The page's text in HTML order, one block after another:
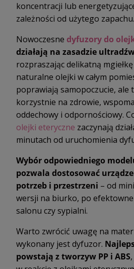
koncentracji lub
zależności od użytego zapachu.
Nowoczesne dyfuzory do
działają na zasadzie
rozpraszając delikatną
naturalne olejki w całym
poprawiają samopoczucie, ale
korzystnie na zdrowie,
oddechowy i odpornościowy.
olejki eteryczne zaczynają
minutach od uruchomienia
Wybór odpowiedniego
pozwala dostosować
potrzeb i przestrzeni – od
wersji na biurko, po
salonu czy sypialni.
Warto zwrócić uwagę na
wykonany jest dyfuzor.
powstają z tworzyw PP i ABS